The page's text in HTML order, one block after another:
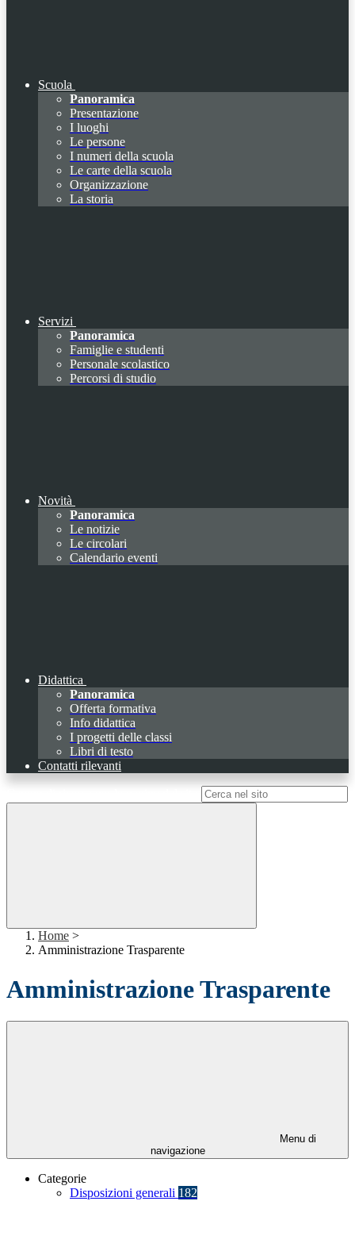
Scuola
Panoramica
Presentazione
I luoghi
Le persone
I numeri della scuola
Le carte della scuola
Organizzazione
La storia
Servizi
Panoramica
Famiglie e studenti
Personale scolastico
Percorsi di studio
Novità
Panoramica
Le notizie
Le circolari
Calendario eventi
Didattica
Panoramica
Offerta formativa
Info didattica
I progetti delle classi
Libri di testo
Contatti rilevanti
Home >
Amministrazione Trasparente
Amministrazione Trasparente
Menu di
navigazione
Categorie
Disposizioni generali 182